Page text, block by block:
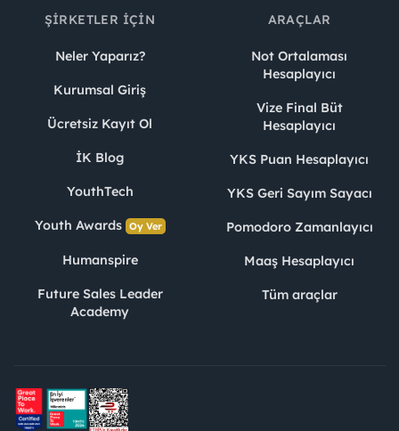
ŞIRKETLER İÇIN
Neler Yaparız?
Kurumsal Giriş
Ücretsiz Kayıt Ol
İK Blog
YouthTech
Youth Awards Oy Ver
Humanspire
Future Sales Leader
Academy
ARAÇLAR
Not Ortalaması
Hesaplayıcı
Vize Final Büt
Hesaplayıcı
YKS Puan Hesaplayıcı
YKS Geri Sayım Sayacı
Pomodoro Zamanlayıcı
Maaş Hesaplayıcı
Tüm araçlar